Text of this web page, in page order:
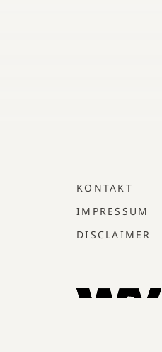
KONTAKT
IMPRESSUM
DISCLAIMER